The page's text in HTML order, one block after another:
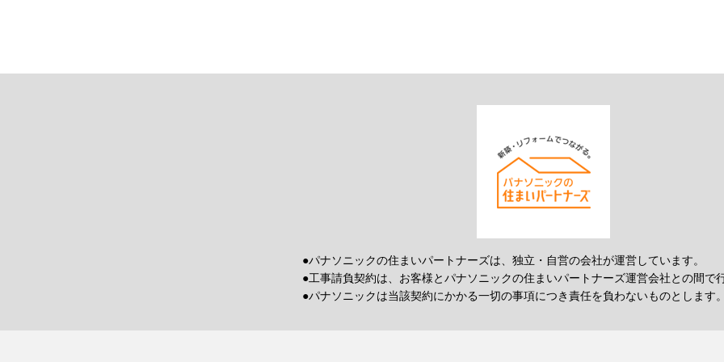
●パナソニックの住まいパートナーズは、独立・自営の会社が運営しています。
●工事請負契約は、お客様とパナソニックの住まいパートナーズ運営会社との間で
●パナソニックは当該契約にかかる一切の事項につき責任を負わないものとします。